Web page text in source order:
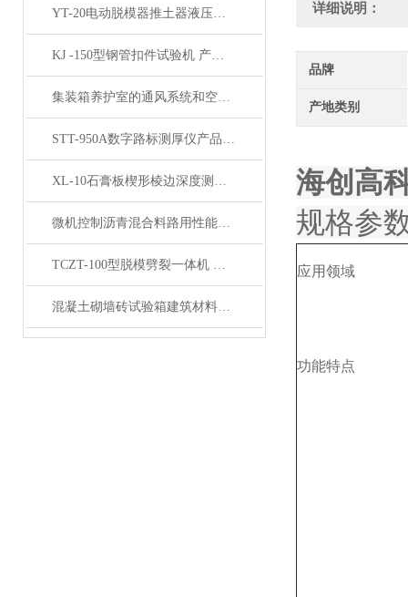
YT-20电动脱模器推土器液压脱模机产品简介
KJ -150型钢管扣件试验机 产品展示
集装箱养护室的通风系统和空气净化方案分享
STT-950A数字路标测厚仪产品展示
XL-10石膏板楔形棱边深度测定仪产品展示
微机控制沥青混合料路用性能分析系统产品展示
TCZT-100型脱模劈裂一体机 产品简介
混凝土砌墙砖试验箱建筑材料碳化试验产品展示
详细说明：
品牌
产地类别
海创高
规格参
应用领域
功能特点